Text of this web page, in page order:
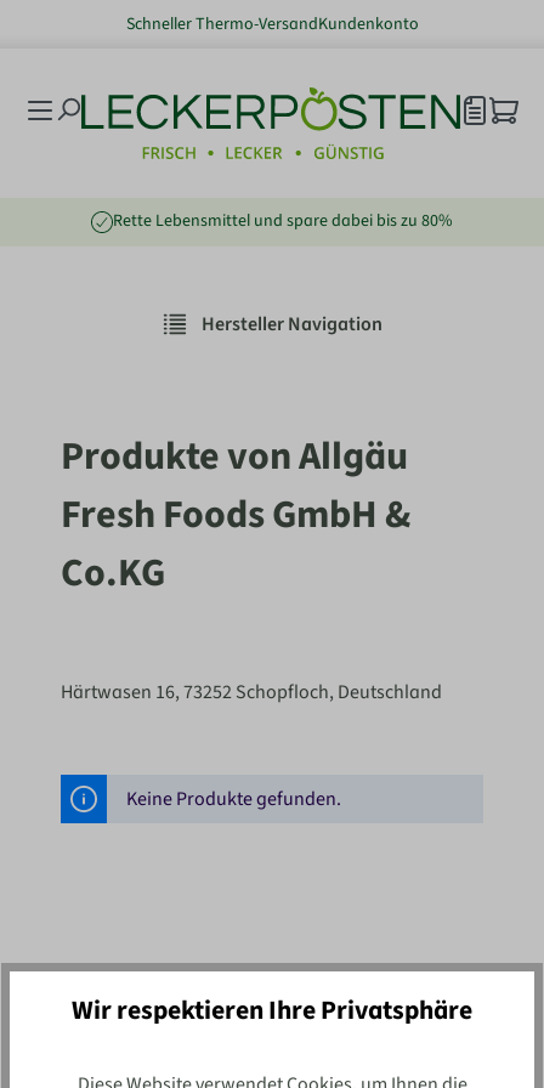
springenSchneller Thermo-VersandKundenkonto
Rette Lebensmittel und spare dabei bis zu 80%
Hersteller Navigation
Produkte von Allgäu
Fresh Foods GmbH &
Co.KG
Härtwasen 16, 73252 Schopfloch, Deutschland
Keine Produkte gefunden.
Newsletter
Wir respektieren Ihre Privatsphäre